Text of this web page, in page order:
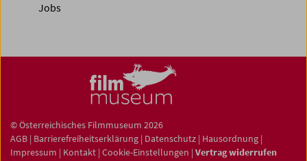
Jobs
© Österreichisches Filmmuseum 2026
AGB | Barrierefreiheitserklärung | Datenschutz | Hausordnung |
Impressum | Kontakt | Cookie-Einstellungen | Vertrag widerrufen